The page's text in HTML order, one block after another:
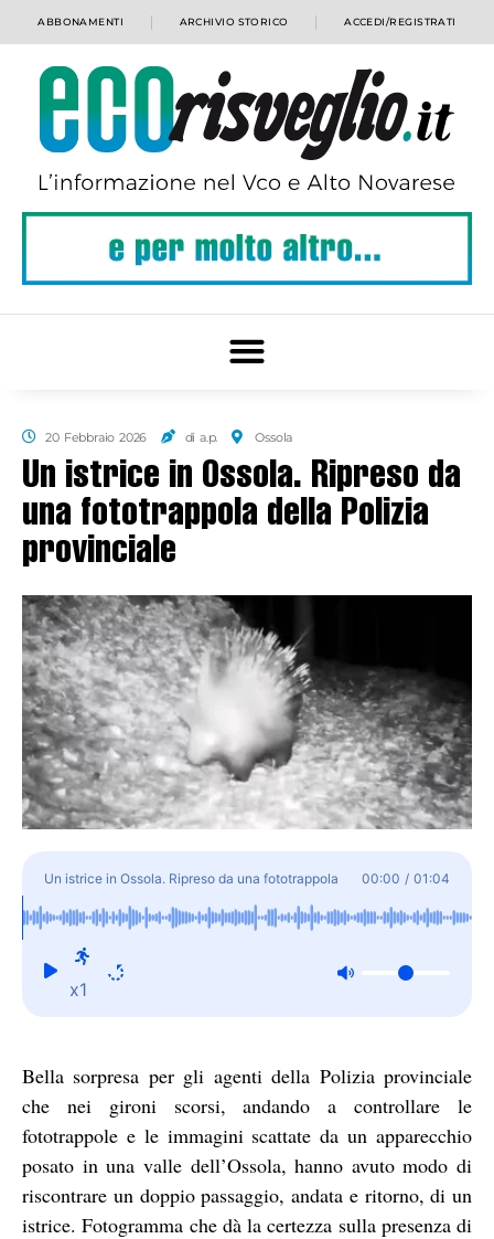
ABBONAMENTI ARCHIVIO STORICO ACCEDI/REGISTRATI
20 Febbraio 2026 di a.p. Ossola
Un istrice in Ossola. Ripreso da
una fototrappola della Polizia
provinciale
Un istrice in Ossola. Ripreso da una fototrappola
della Polizia provinciale
00:00 / 01:04
x1
Bella sorpresa per gli agenti della Polizia provinciale
che nei gironi scorsi, andando a controllare le
fototrappole e le immagini scattate da un apparecchio
posato in una valle dell’Ossola, hanno avuto modo di
riscontrare un doppio passaggio, andata e ritorno, di un
istrice. Fotogramma che dà la certezza sulla presenza di